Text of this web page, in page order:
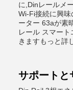
に,Dinレールメ
Wi-Fi接続に興
ーター 63aが素
レール スマー
きますもっと詳
サポートと